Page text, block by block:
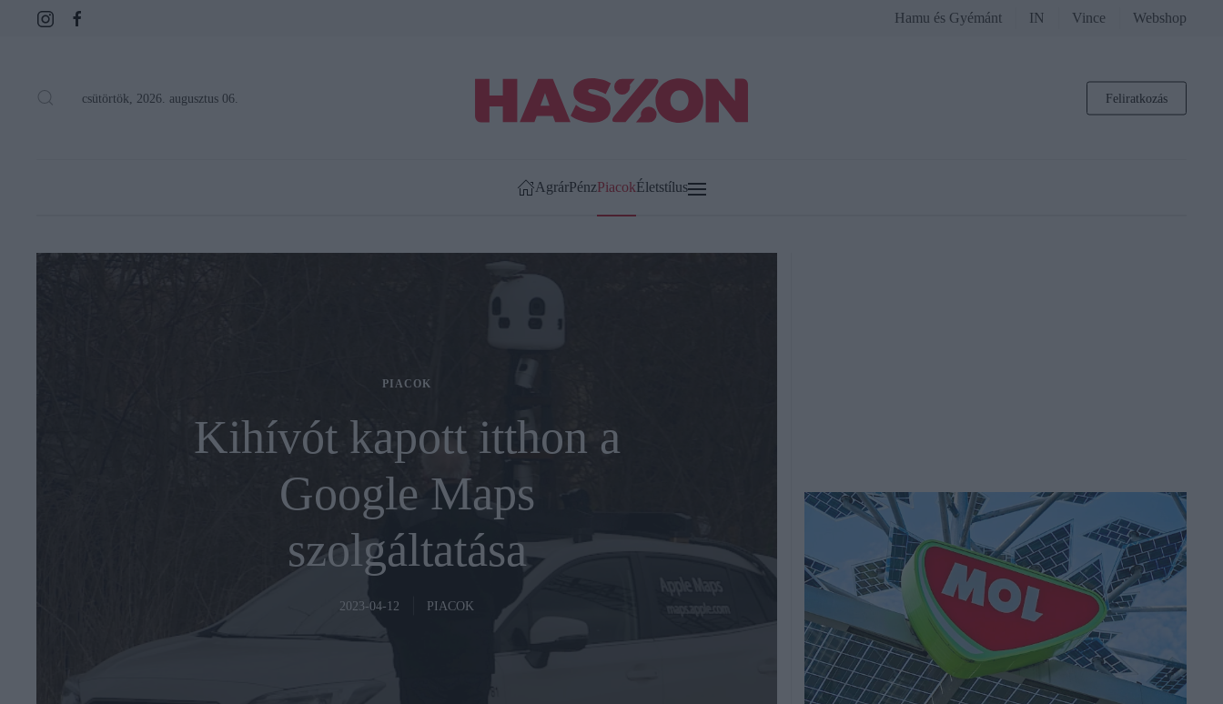
Hamu és Gyémánt IN Vince Webshop
csütörtök, 2026. augusztus 06. Feliratkozás
AgrárPénzPiacokÉletstílus
PIACOK
Kihívót kapott itthon a
Google Maps
szolgáltatása
2023-04-12 PIACOK